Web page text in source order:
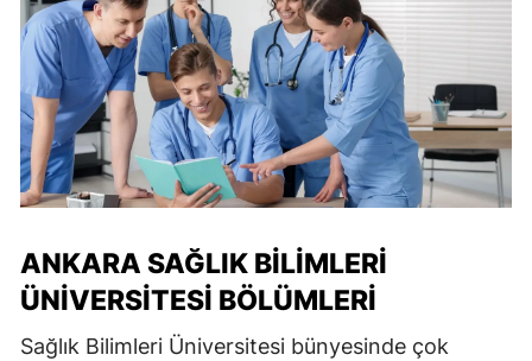
ANKARA SAĞLIK BILIMLERI
ÜNIVERSITESI BÖLÜMLERI
Sağlık Bilimleri Üniversitesi bünyesinde çok